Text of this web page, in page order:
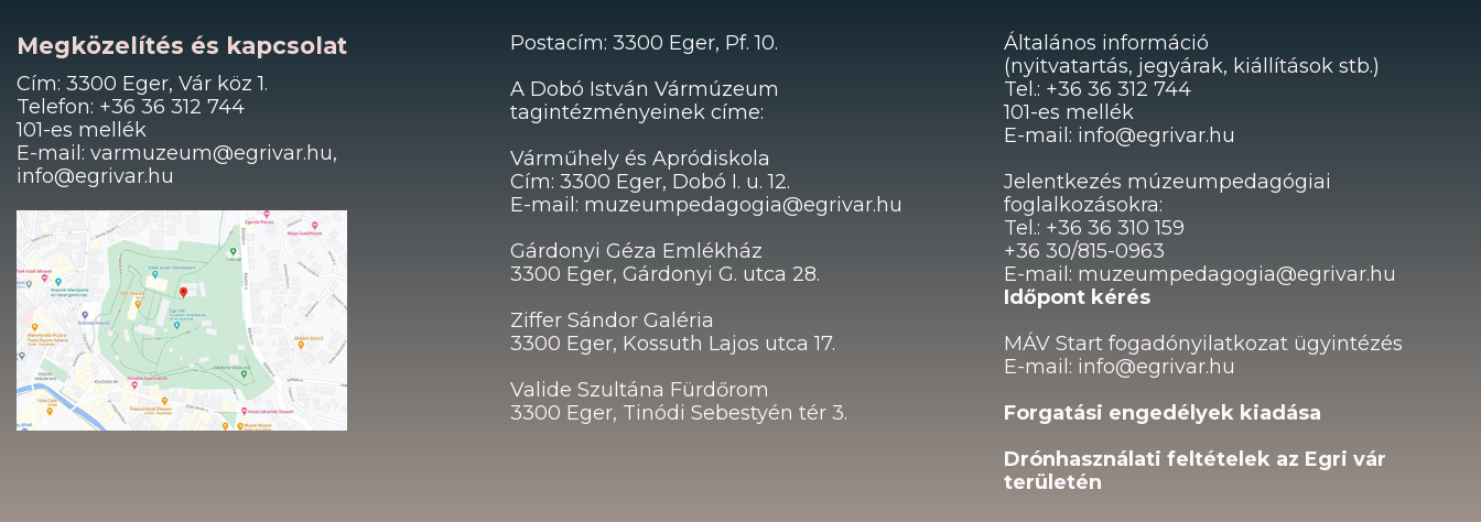
Megközelítés és kapcsolat
Cím: 3300 Eger, Vár köz 1.
Telefon: +36 36 312 744
101-es mellék
E-mail: varmuzeum@egrivar.hu,
info@egrivar.hu
Postacím: 3300 Eger, Pf. 10.
A Dobó István Vármúzeum
tagintézményeinek címe:
Várműhely és Apródiskola
Cím: 3300 Eger, Dobó I. u. 12.
E-mail: muzeumpedagogia@egrivar.hu
Gárdonyi Géza Emlékház
3300 Eger, Gárdonyi G. utca 28.
Ziffer Sándor Galéria
3300 Eger, Kossuth Lajos utca 17.
Valide Szultána Fürdőrom
3300 Eger, Tinódi Sebestyén tér 3.
Általános információ
(nyitvatartás, jegyárak, kiállítások stb.)
Tel.: +36 36 312 744
101-es mellék
E-mail: info@egrivar.hu
Jelentkezés múzeumpedagógiai
foglalkozásokra:
Tel.: +36 36 310 159
+36 30/815-0963
E-mail: muzeumpedagogia@egrivar.hu
Időpont kérés
MÁV Start fogadónyilatkozat ügyintézés
E-mail: info@egrivar.hu
Forgatási engedélyek kiadása
Drónhasználati feltételek az Egri vár
területén